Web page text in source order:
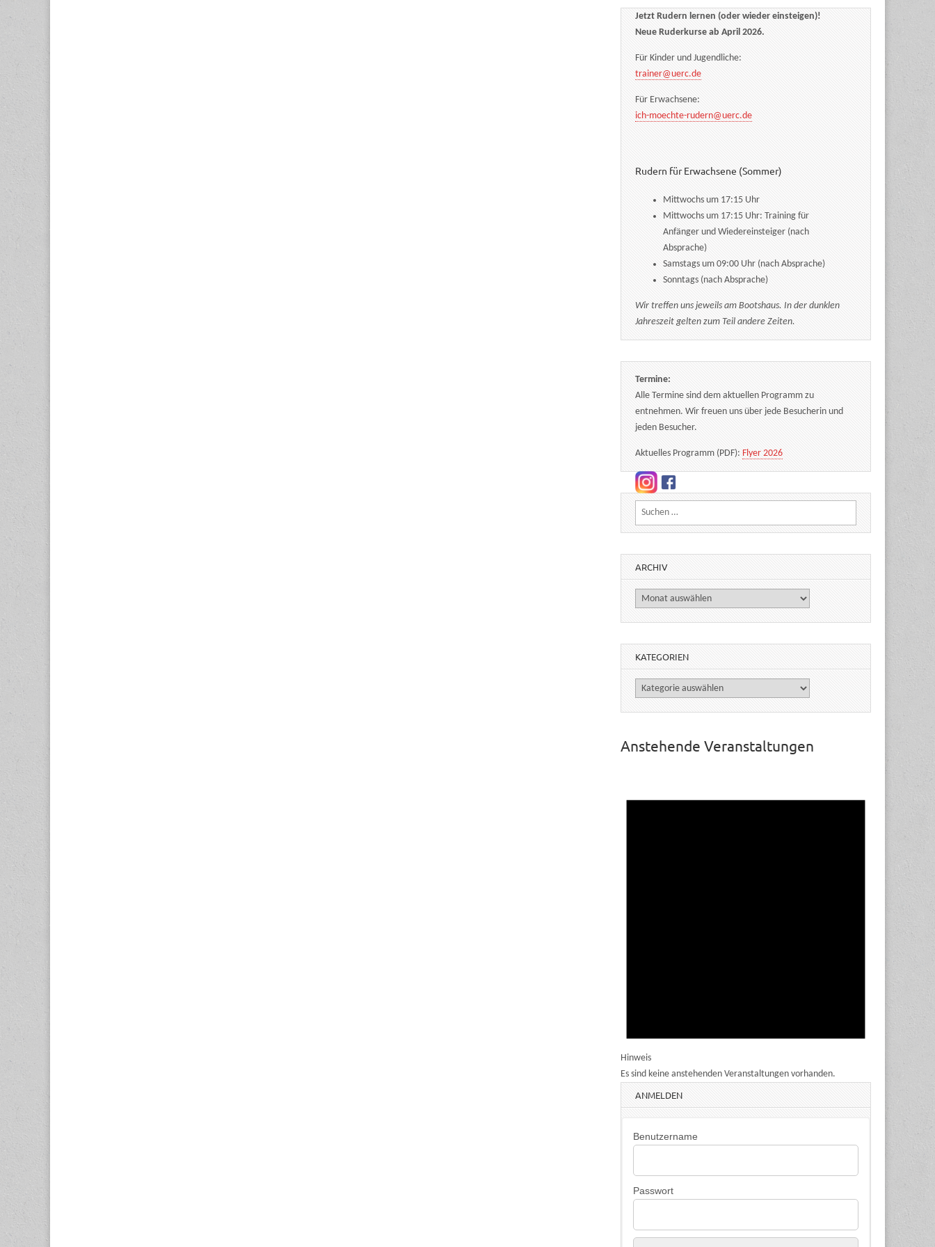
Jetzt Rudern lernen (oder wieder einsteigen)!
Neue Ruderkurse ab April 2026.
Für Kinder und Jugendliche:
trainer@uerc.de
Für Erwachsene:
ich-moechte-rudern@uerc.de
Rudern für Erwachsene (Sommer)
Mittwochs um 17:15 Uhr
Mittwochs um 17:15 Uhr: Training für
Anfänger und Wiedereinsteiger (nach
Absprache)
Samstags um 09:00 Uhr (nach Absprache)
Sonntags (nach Absprache)
Wir treffen uns jeweils am Bootshaus. In der dunklen
Jahreszeit gelten zum Teil andere Zeiten.
Termine:
Alle Termine sind dem aktuellen Programm zu
entnehmen. Wir freuen uns über jede Besucherin und
jeden Besucher.
Aktuelles Programm (PDF):Flyer 2026
Suchen nach:
ARCHIV
Archiv
KATEGORIEN
Kategorien
Anstehende Veranstaltungen
Hinweis
Es sind keine anstehenden Veranstaltungen vorhanden.
ANMELDEN
Benutzername
Passwort